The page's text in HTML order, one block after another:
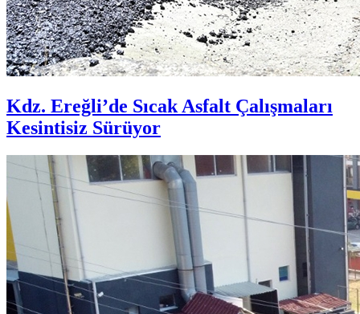
Kdz. Ereğli’de Sıcak Asfalt Çalışmaları
Kesintisiz Sürüyor